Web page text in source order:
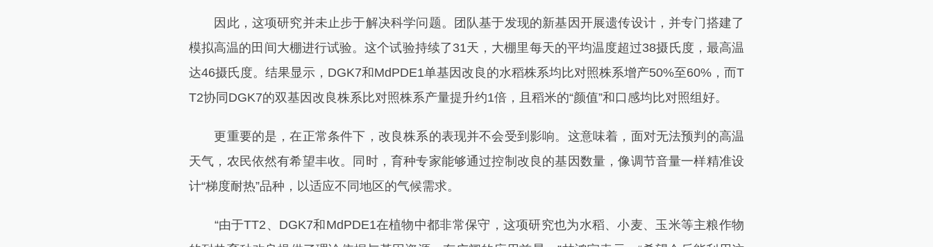
因此，这项研究并未止步于解决科学问题。团队基于发现的新基因开展遗传设计，并专门搭建了
模拟高温的田间大棚进行试验。这个试验持续了31天，大棚里每天的平均温度超过38摄氏度，最高温
达46摄氏度。结果显示，DGK7和MdPDE1单基因改良的水稻株系均比对照株系增产50%至60%，而T
T2协同DGK7的双基因改良株系比对照株系产量提升约1倍，且稻米的“颜值”和口感均比对照组好。
更重要的是，在正常条件下，改良株系的表现并不会受到影响。这意味着，面对无法预判的高温
天气，农民依然有希望丰收。同时，育种专家能够通过控制改良的基因数量，像调节音量一样精准设
计“梯度耐热”品种，以适应不同地区的气候需求。
“由于TT2、DGK7和MdPDE1在植物中都非常保守，这项研究也为水稻、小麦、玉米等主粮作物